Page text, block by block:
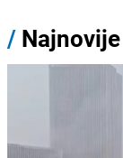
/ Najnovije